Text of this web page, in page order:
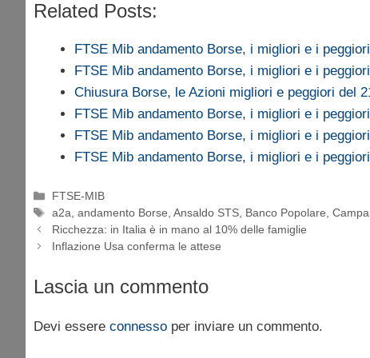
Related Posts:
FTSE Mib andamento Borse, i migliori e i
FTSE Mib andamento Borse, i migliori e i
Chiusura Borse, le Azioni migliori e peggiori del
FTSE Mib andamento Borse, i migliori e i
FTSE Mib andamento Borse, i migliori e i
FTSE Mib andamento Borse, i migliori e i
Categorie
FTSE-MIB
Tag
a2a ,andamento Borse ,Ansaldo STS Banco Popolare ,
Ricchezza: in Italia è in mano al 10% delle famiglie
Inflazione Usa conferma le attese
Lascia un commento
Devi essere connesso per inviare un commento.